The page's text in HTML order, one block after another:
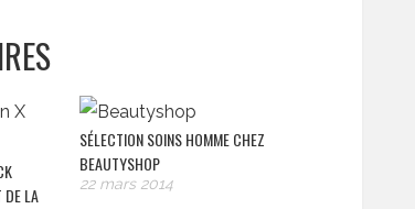
DE LA
SÉLECTION SOINS HOMME CHEZ
BEAUTYSHOP
22 mars 2014